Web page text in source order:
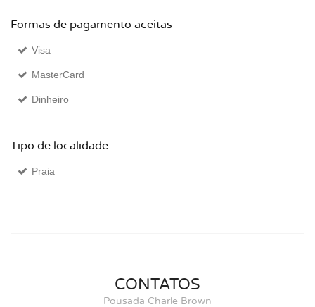
Formas de pagamento aceitas
Visa
MasterCard
Dinheiro
Tipo de localidade
Praia
CONTATOS
Pousada Charle Brown